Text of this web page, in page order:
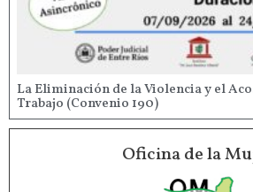
La Eliminación de la Violencia y el
Trabajo (Convenio 190)
Oficina de la